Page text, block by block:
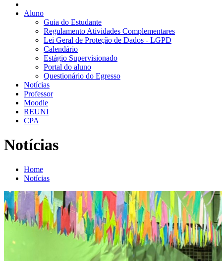
Aluno
Guia do Estudante
Regulamento Atividades Complementares
Lei Geral de Proteção de Dados - LGPD
Calendário
Estágio Supervisionado
Portal do aluno
Questionário do Egresso
Notícias
Professor
Moodle
REUNI
CPA
Notícias
Home
Notícias